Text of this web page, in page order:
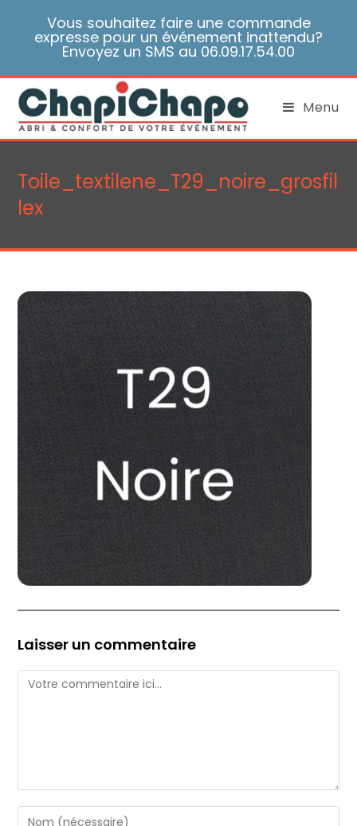
Vous souhaitez faire une commande
expresse pour un événement inattendu?
Envoyez un SMS au 06.09.17.54.00
Menu
Toile_textilene_T29_noire_grosfil
lex
Laisser un commentaire
Comment
Enter